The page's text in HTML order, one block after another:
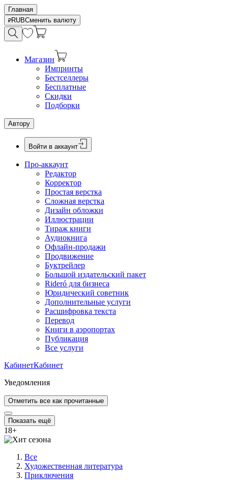
Главная
RUBСменить валюту
Магазин
Импринты
Бестселлеры
Бесплатные
Скидки
Подборки
Автору
Войти в аккаунт
Про-аккаунт
Редактор
Корректор
Простая верстка
Сложная верстка
Дизайн обложки
Иллюстрации
Тираж книги
Аудиокнига
Офлайн-продажи
Продвижение
Буктрейлер
Большой издательский пакет
Rideró для бизнеса
Юридический советник
Дополнительные услуги
Расшифровка текста
Перевод
Книги в аэропортах
Публикация
Все услуги
КабинетКабинет
Уведомления
Отметить все как прочитанные
Показать ещё
18+
Все
Художественная литература
Приключения